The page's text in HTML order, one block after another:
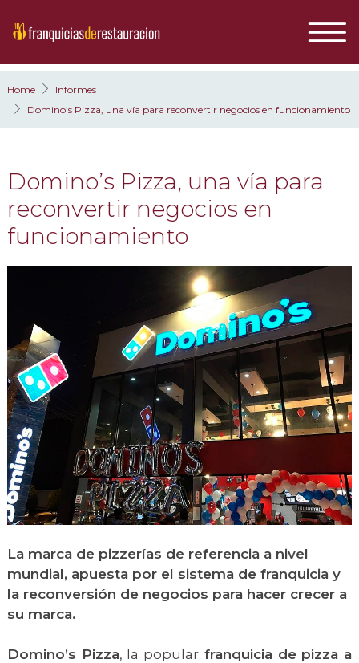
Home
Informes
Domino’s Pizza, una vía para reconvertir negocios en funcionamiento
Domino’s Pizza, una vía para
reconvertir negocios en
funcionamiento
La marca de pizzerías de referencia a nivel
mundial, apuesta por el sistema de franquicia y
la reconversión de negocios para hacer crecer a
su marca.
Domino’s Pizza, la popular franquicia de pizza a